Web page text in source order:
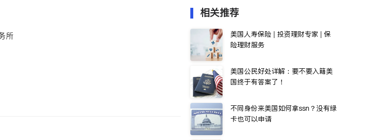
所
相关推荐
美国人寿保险 | 投资理财专家 | 保
险理财服务
美国公民好处详解：要不要入籍美
国终于有答案了！
不同身份来美国如何拿ssn？没有绿
卡也可以申请